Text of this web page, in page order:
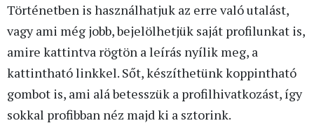
Történetben is használhatjuk az erre való utalást,
vagy ami még jobb, bejelölhetjük saját profilunkat is,
amire kattintva rögtön a leírás nyílik meg, a
kattintható linkkel. Sőt, készíthetünk koppintható
gombot is, ami alá betesszük a profilhivatkozást, így
sokkal profibban néz majd ki a sztorink.